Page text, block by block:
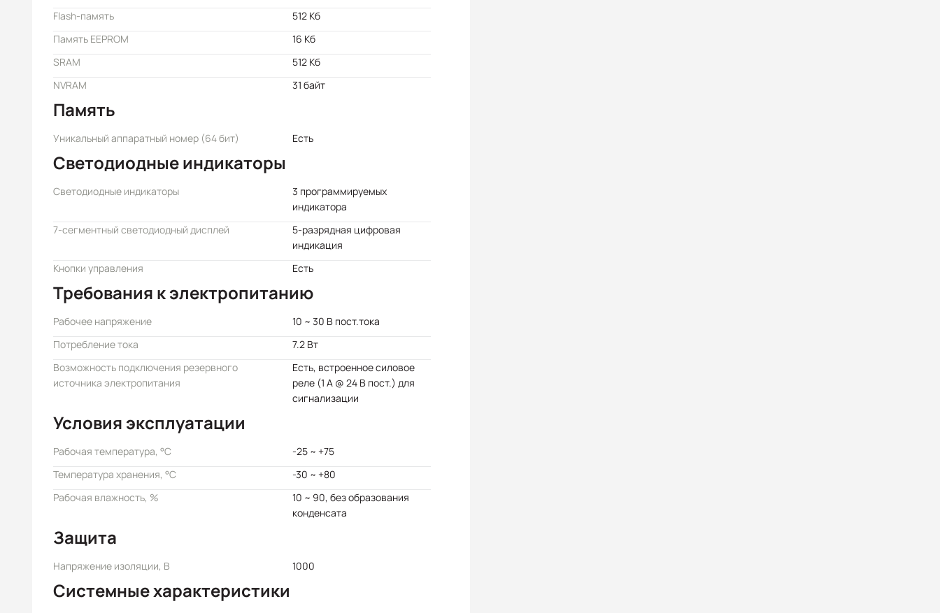
Flash-память
512 Кб
Память EEPROM
16 Кб
SRAM
512 Kб
NVRAM
31 байт
Память
Уникальный аппаратный номер (64 бит) Есть
Светодиодные индикаторы
Светодиодные индикаторы
3 программируемых
индикатора
7-сегментный светодиодный дисплей
5-разрядная цифровая
индикация
Кнопки управления
Есть
Требования к электропитанию
Рабочее напряжение
10 ~ 30 В пост.тока
Потребление тока
7.2 Вт
Возможность подключения резервного
источника электропитания
Есть, встроенное силовое
реле (1 А @ 24 В пост.) для
сигнализации
Условия эксплуатации
Рабочая температура, °C
-25 ~ +75
Температура хранения, °C
-30 ~ +80
Рабочая влажность, %
10 ~ 90, без образования
конденсата
Защита
Напряжение изоляции, В 1000
Системные характеристики